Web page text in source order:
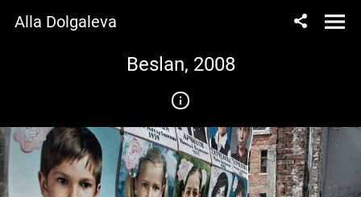
Alla Dolgaleva
Beslan, 2008